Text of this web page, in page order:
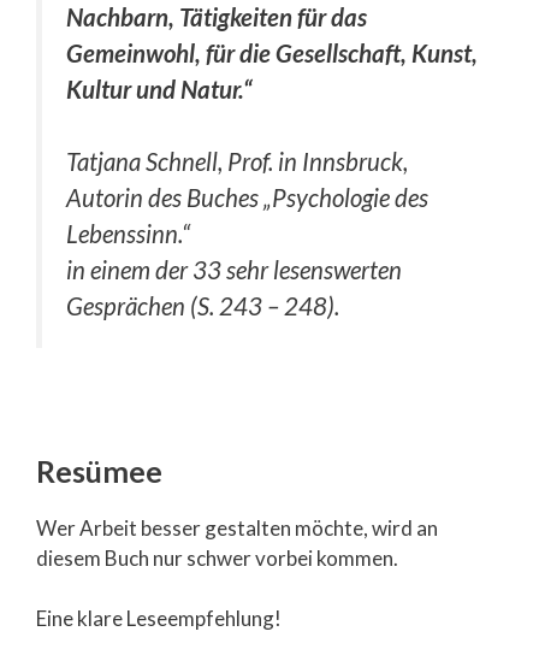
Nachbarn, Tätigkeiten für das
Gemeinwohl, für die Gesellschaft, Kunst,
Kultur und Natur.“
Tatjana Schnell, Prof. in Innsbruck,
Autorin des Buches„Psychologie des
Lebenssinn.“
in einem der 33 sehr lesenswerten
Gesprächen (S. 243 – 248).
Resümee
Wer Arbeit besser gestalten möchte, wird an
diesem Buch nur schwer vorbei kommen.
Eine klare Leseempfehlung!